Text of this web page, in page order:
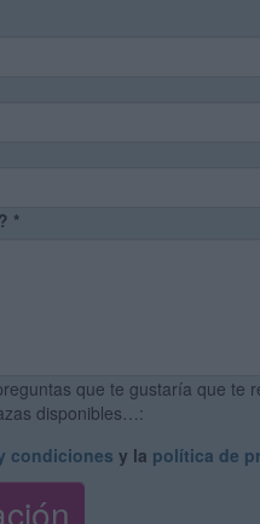
*
que te gustaría que te
disponibles…:
condiciones y la política de